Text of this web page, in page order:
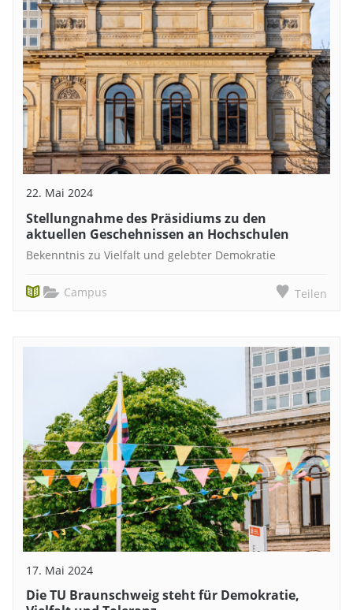
22. Mai 2024
Stellungnahme des Präsidiums zu den
aktuellen Geschehnissen an Hochschulen
Bekenntnis zu Vielfalt und gelebter Demokratie
Campus Teilen
17. Mai 2024
Die TU Braunschweig steht für Demokratie,